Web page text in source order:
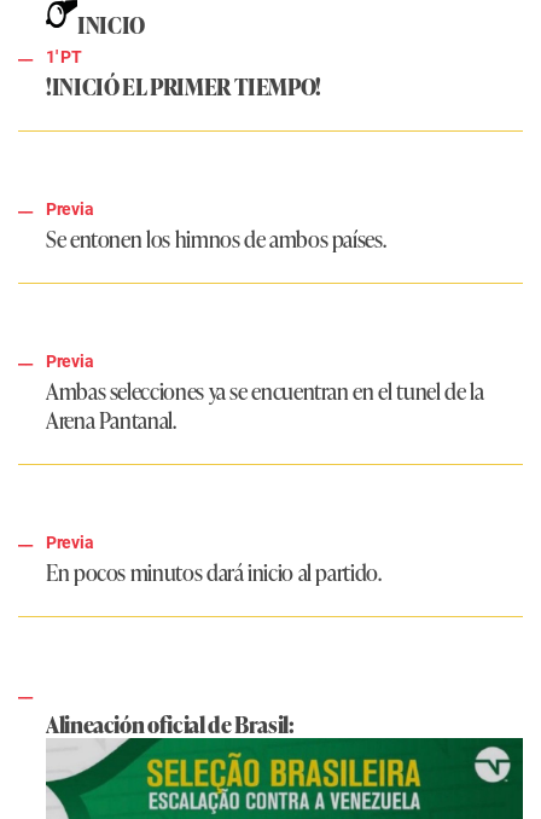
INICIO
1' PT
!INICIÓ EL PRIMER TIEMPO!
Previa
Se entonen los himnos de ambos países.
Previa
Ambas selecciones ya se encuentran en el tunel de la
Arena Pantanal.
Previa
En pocos minutos dará inicio al partido.
Alineación oficial de Brasil: